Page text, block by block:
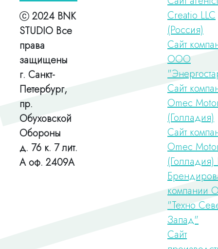
2024 BNK
STUDIO Все
права
защищены
г. Санкт-
Петербург,
пр.
Обуховской
Обороны
д. 76 к. 7 лит.
А оф. 2409А
Creatio LLC
(Россия)
Сайт
ООО
Сайт
Omec
(Голладия)
Сайт
Omec
компании
"Техно
Запад"
Сайт